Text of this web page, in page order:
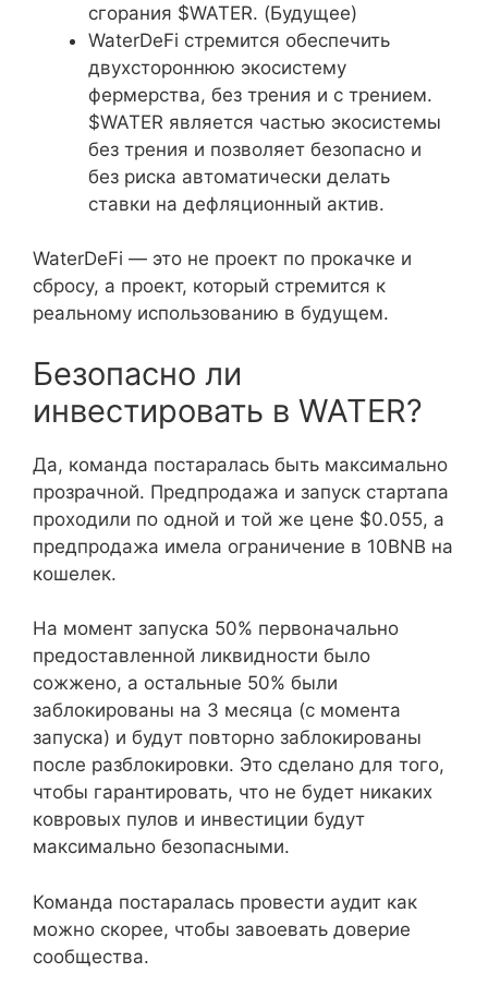
сгорания $WATER. (Будущее)
WaterDeFi стремится обеспечить
двухстороннюю экосистему
фермерства, без трения и с трением.
$WATER является частью экосистемы
без трения и позволяет безопасно и
без риска автоматически делать
ставки на дефляционный актив.
WaterDeFi — это не проект по прокачке и
сбросу, а проект, который стремится к
реальному использованию в будущем.
Безопасно ли
инвестировать в WATER?
Да, команда постаралась быть максимально
прозрачной. Предпродажа и запуск стартапа
проходили по одной и той же цене $0.055, а
предпродажа имела ограничение в 10BNB на
кошелек.
На момент запуска 50% первоначально
предоставленной ликвидности было
сожжено, а остальные 50% были
заблокированы на 3 месяца (с момента
запуска) и будут повторно заблокированы
после разблокировки. Это сделано для того,
чтобы гарантировать, что не будет никаких
ковровых пулов и инвестиции будут
максимально безопасными.
Команда постаралась провести аудит как
можно скорее, чтобы завоевать доверие
сообщества.